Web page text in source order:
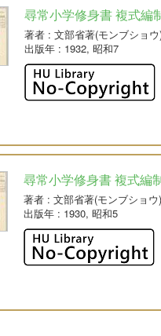
尋常小学修身書 複式編
著者 : 文部省著(モンブショ
出版年 : 1932, 昭和7
尋常小学修身書 複式編
著者 : 文部省著(モンブショウ)
出版年 : 1930, 昭和5